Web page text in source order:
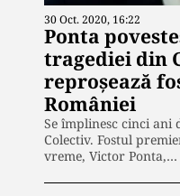
30 Oct. 2020, 16:22
Ponta
tragediei din
reproșează
României
Se împlinesc cinci
Colectiv. Fostul
vreme, Victor Ponta,…